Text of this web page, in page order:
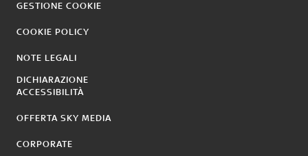
GESTIONE COOKIE
COOKIE POLICY
NOTE LEGALI
DICHIARAZIONE
ACCESSIBILITÀ
OFFERTA SKY MEDIA
CORPORATE